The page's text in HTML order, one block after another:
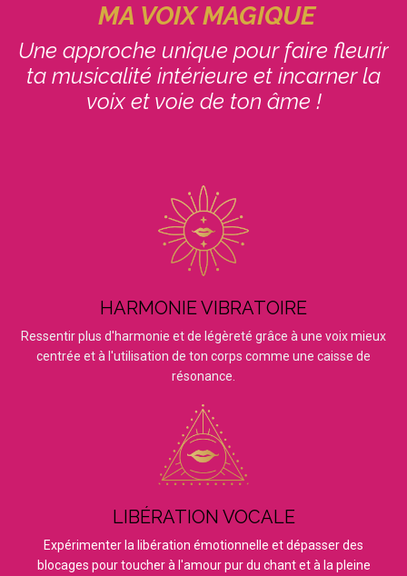
MA VOIX MAGIQUE
Une approche unique pour faire fleurir
ta musicalité intérieure et incarner la
voix et voie de ton âme !
HARMONIE VIBRATOIRE
Ressentir plus d'harmonie et de légèreté grâce à une voix mieux
centrée et à l'utilisation de ton corps comme une caisse de
résonance.
LIBÉRATION VOCALE
Expérimenter la libération émotionnelle et dépasser des
blocages pour toucher à l'amour pur du chant et à la pleine